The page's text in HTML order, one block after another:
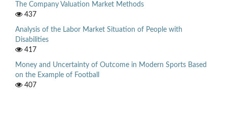
The Company Valuation Market Methods
437
Analysis of the Labor Market Situation of People with
Disabilities
417
Money and Uncertainty of Outcome in Modern Sports Based
on the Example of Football
407